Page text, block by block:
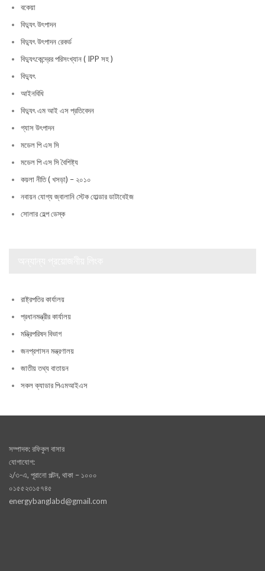
বকেয়া
বিদ্যুৎ উৎপাদন
বিদ্যুৎ উৎপাদন রেকর্ড
বিদ্যুৎকেন্দ্রের পরিসংখ্যান ( IPP সহ )
বিদ্যুৎ
আইনবিধি
বিদ্যুৎ এম আই এস প্রতিবেদন
গ্যাস উৎপাদন
মডেল পি এস সি
মডেল পি এস সি বৈশিষ্ট্য
কয়লা নীতি ( খসড়া) – ২০১০
নবায়ন যোগ্য জ্বালানি স্টেক হোল্ডার ডাটাবেইজ
সোলার হেল্প ডেস্ক
রাষ্ট্রপতির কার্যালয়
প্রধানমন্ত্রীর কার্যালয়
মন্ত্রিপরিষদ বিভাগ
জনপ্রশাসন মন্ত্রণালয়
জাতীয় তথ্য বাতায়ন
সকল ক্যাডার পিএমআইএস
সম্পাদক: রফিকুল বাসার
যোগাযোগ:
২/৩-এ, পূরানো পল্টন, থাকা – ১০০০
০১৫৫২৩১৫৭৪৫
energybanglabd@gmail.com